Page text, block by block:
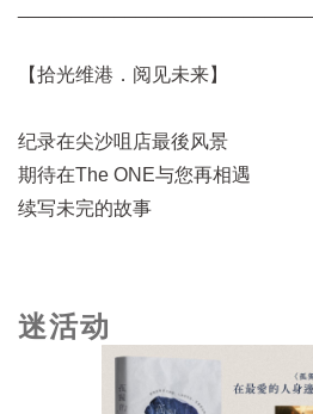
【拾光维港．阅见未来】
纪录在尖沙咀店最後风景
期待在The ONE与您再相遇
续写未完的故事
迷活动